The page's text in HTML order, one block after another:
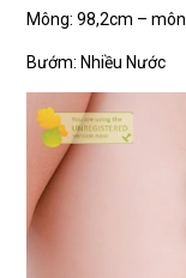
Mông: 98,2cm –
Bướm: Nhiều Nước